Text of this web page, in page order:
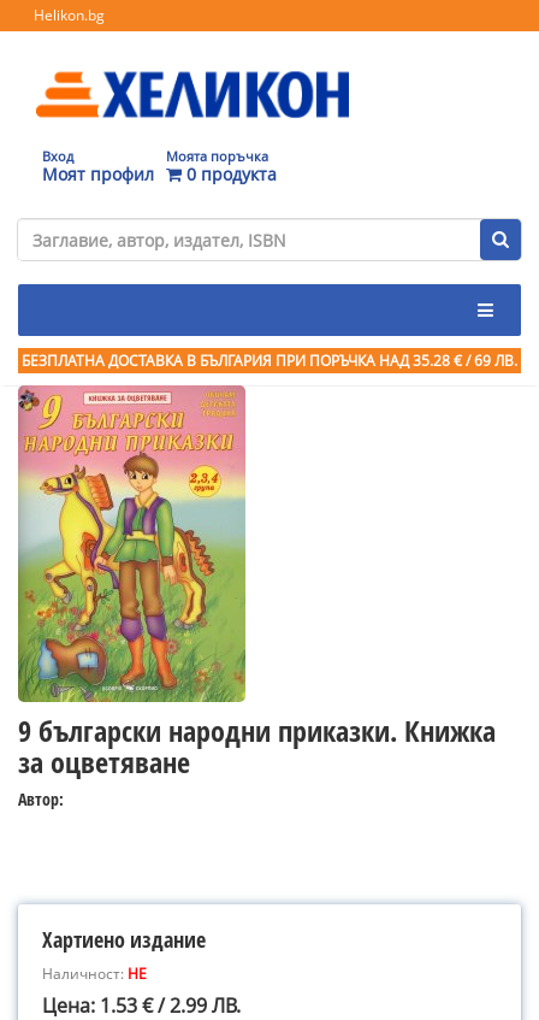
Helikon.bg
Вход
Моят профил
Моята поръчка
0 продукта
БЕЗПЛАТНА ДОСТАВКА В БЪЛГАРИЯ ПРИ ПОРЪЧКА НАД 35.28 € / 69 ЛВ.
9 български народни приказки. Книжка
за оцветяване
Автор:
Хартиено издание
Наличност: НЕ
Цена: 1.53 € / 2.99 ЛВ.